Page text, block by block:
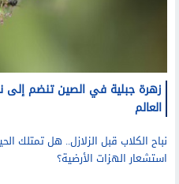
زهرة جبلية في الصين تنضم إلى
العالم
نباح الكلاب قبل الزلازل.. هل تمتلك
استشعار الهزات الأرضية؟